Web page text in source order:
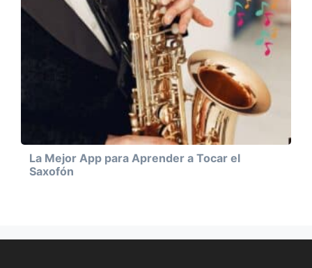
La Mejor App para Aprender a Tocar el
Saxofón